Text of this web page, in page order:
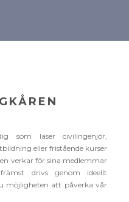
som läser civilingenjör,
eller fristående kurser
verkar för sina medlemmar
drivs genom ideellt
möjligheten att påverka vår